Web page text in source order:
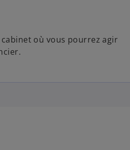
cabinet où vous pourrez agir